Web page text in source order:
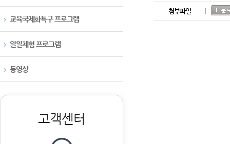
교육국제화특구 프로그램
일일체험 프로그램
동영상
고객센터
첨부파일